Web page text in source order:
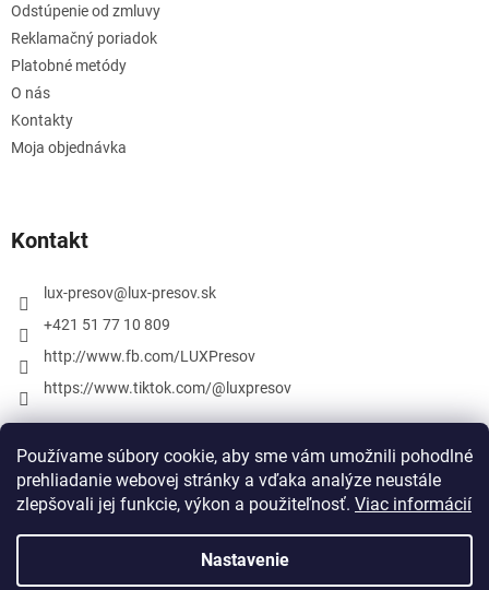
Používame súbory cookie, aby sme vám umožnili pohodlné
prehliadanie webovej stránky a vďaka analýze neustále
zlepšovali jej funkcie, výkon a použiteľnosť. Viac informácií
Nastavenie
Odstúpenie od zmluvy
Reklamačný poriadok
Platobné metódy
O nás
Kontakty
Moja objednávka
Kontakt
lux-presov@ lux-presov.sk
+421 51 77 10 809
http://www.fb.com/LUXPresov
https://www.tiktok.com/@luxpresov
Vytvoril Shoptet